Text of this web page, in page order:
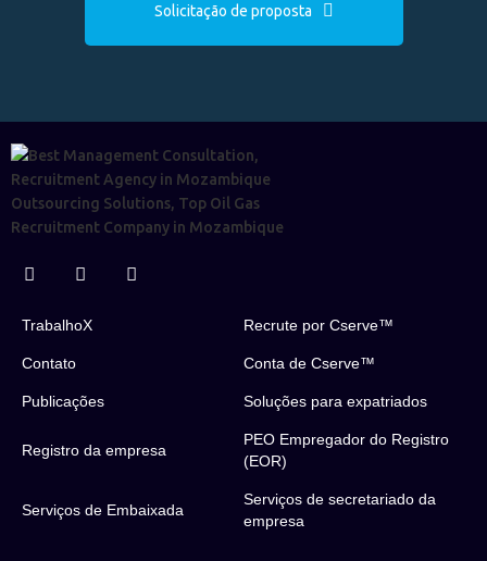
Solicitação de proposta
TrabalhoX Recrute por Cserve™
Contato Conta de Cserve™
Publicações Soluções para expatriados
Registro da empresa
PEO Empregador do Registro
(EOR)
Serviços de Embaixada
Serviços de secretariado da
empresa